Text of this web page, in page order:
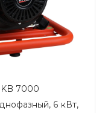
KB 7000
6 кВт,